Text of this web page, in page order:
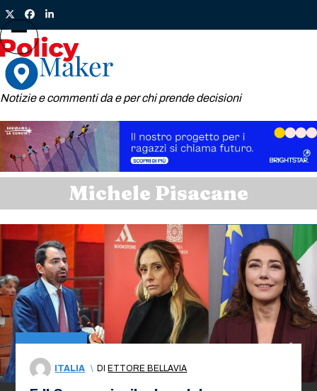
Skip
to
content
TwitterFacebook
LinkedIn
Notizie e commenti da e per chi prende decisioni
Open
mobile
menu
Close
mobile
menu
Michele Pisacane
ITALIA \ DI ETTORE BELLAVIA